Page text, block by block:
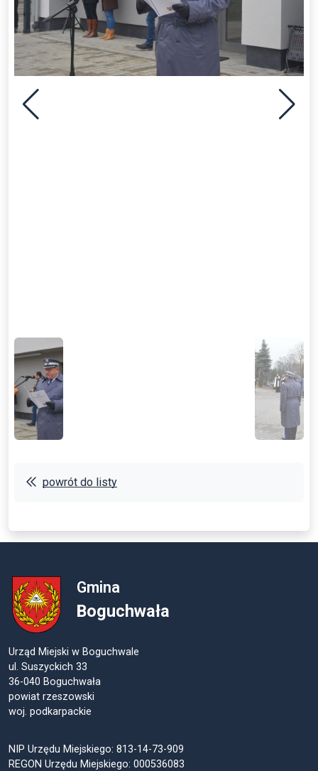
powrót do listy
Gmina
Boguchwała
Urząd Miejski w Boguchwale
ul. Suszyckich 33
36-040 Boguchwała
powiat rzeszowski
woj. podkarpackie
NIP Urzędu Miejskiego: 813-14-73-909
REGON Urzędu Miejskiego: 000536083